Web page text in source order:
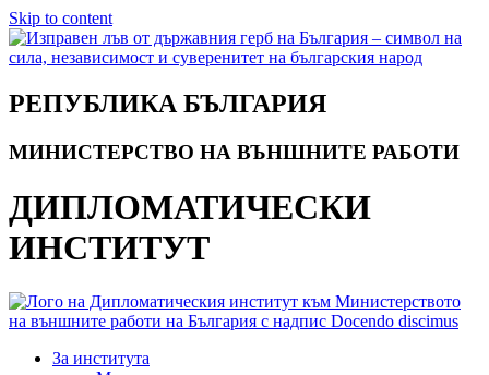
Skip to content
РЕПУБЛИКА БЪЛГАРИЯ
МИНИСТЕРСТВО НА ВЪНШНИТЕ РАБОТИ
ДИПЛОМАТИЧЕСКИ
ИНСТИТУТ
За института